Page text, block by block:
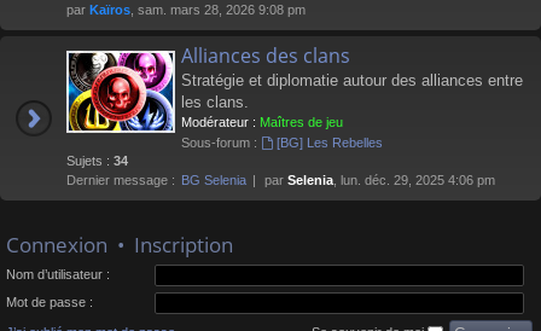
par Kaïros , sam. mars 28, 2026 9:08 pm
Alliances des clans
Stratégie et diplomatie autour des alliances entre
les clans.
Modérateur : Maîtres de jeu
Sous-forum :
[BG] Les Rebelles
Sujets : 34
Dernier message : BG Selenia par Selenia , lun. déc. 29, 2025 4:06 pm
Connexion • Inscription
Nom d’utilisateur :
Mot de passe :